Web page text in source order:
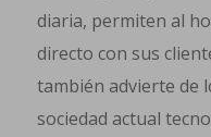
diaria, permiten al
directo con sus
también advierte de
sociedad actual